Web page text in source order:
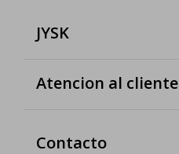
JYSK
Atencion al cliente
Contacto